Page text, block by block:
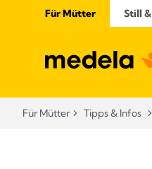
Für Mütter Still
Für Mütter Tipps & Infos